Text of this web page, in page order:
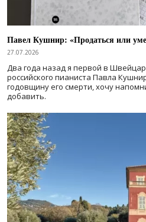
Павел Кушнир: «Продаться или
27.07.2026
Два года назад я первой в
российского пианиста Павла
годовщину его смерти, хочу
добавить.